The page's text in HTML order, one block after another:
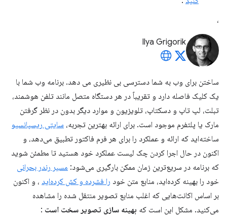
،
Ilya Grigorik
ساختن برای وب به شما دسترسی بی نظیری می دهد. برنامه وب شما با
یک کلیک فاصله دارد و تقریباً در هر دستگاه متصل مانند تلفن هوشمند،
تبلت، لپ تاپ و دسکتاپ، تلویزیون و موارد دیگر بدون در نظر گرفتن
مارک یا پلتفرم موجود است. برای ارائه بهترین تجربه، سایتی ریسپانسیو
ساخته‌اید که ارائه و عملکرد را برای هر فرم فاکتور تطبیق می‌دهد، و
اکنون در حال اجرا کردن چک لیست عملکرد خود هستید تا مطمئن شوید
که برنامه در سریع‌ترین زمان ممکن بارگیری می‌شود: مسیر رندر بحرانی
خود را بهینه کرده‌اید، منابع متن خود را فشرده و کش کرده‌اید ، و اکنون
بر اساس اکانت‌هایی که اغلب منابع تصویر منتقل شده را مشاهده
می‌کنید. مشکل این است که بهینه سازی تصویر سخت است :